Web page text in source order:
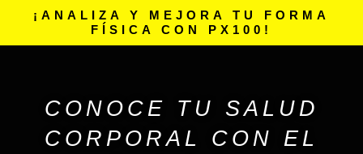
¡ANALIZA Y MEJORA TU FORMA
FÍSICA CON PX100!
CONOCE TU SALUD
CORPORAL CON EL